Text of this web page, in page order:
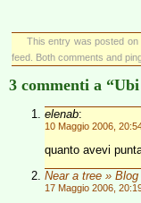
This entry was posted
feed. Both comments and
3 commenti a
elenab:
10 Maggio 2006,
quanto avevi
Near a tree »
17 Maggio 2006,